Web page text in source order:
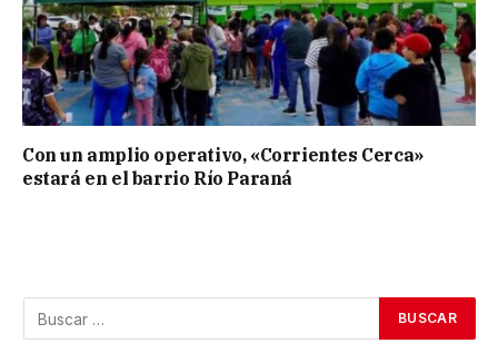
Con un amplio operativo, «Corrientes Cerca»
estará en el barrio Río Paraná